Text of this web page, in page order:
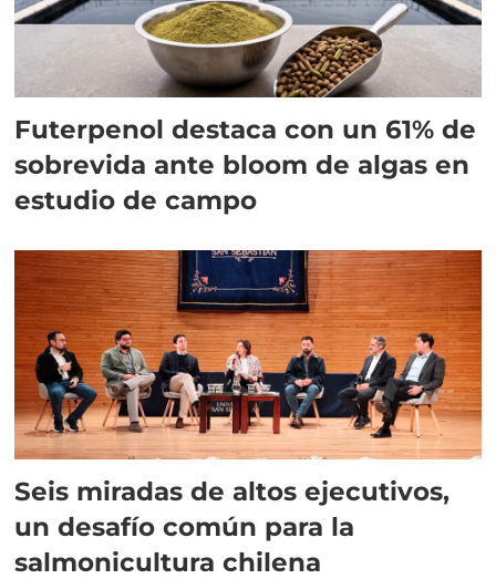
Futerpenol destaca con un 61% de
sobrevida ante bloom de algas en
estudio de campo
Seis miradas de altos ejecutivos,
un desafío común para la
salmonicultura chilena